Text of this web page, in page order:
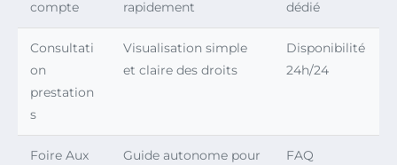
compte
rapidement
dédié
Consultati
on
prestation
s
Visualisation simple
et claire des droits
Disponibilité
24h/24
Foire Aux
Guide autonome pour
FAQ